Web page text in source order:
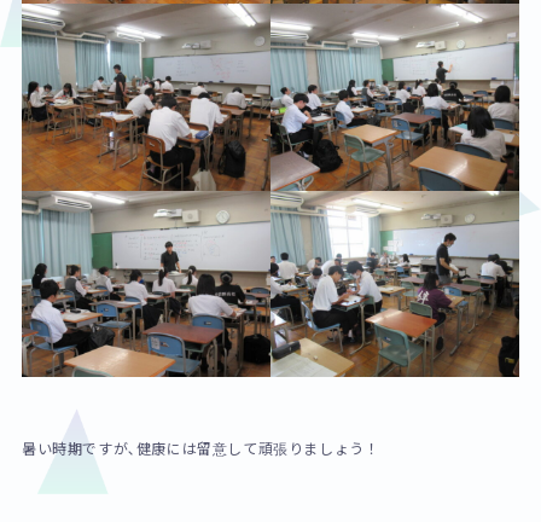
暑い時期ですが､健康には留意して頑張りましょう！